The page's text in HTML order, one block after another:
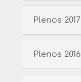
Plenos 2017
Plenos 2016